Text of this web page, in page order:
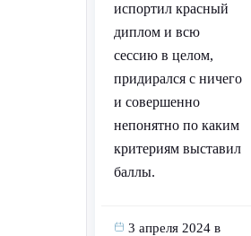
испортил красный
диплом и всю
сессию в целом,
придирался с ничего
и совершенно
непонятно по каким
критериям выставил
баллы.
3 апреля 2024 в